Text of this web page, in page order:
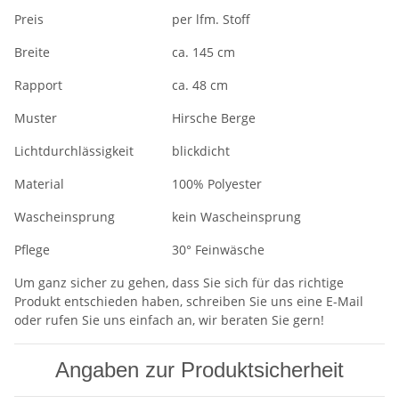
Preis
per lfm. Stoff
Breite
ca. 145 cm
Rapport
ca. 48 cm
Muster
Hirsche Berge
Lichtdurchlässigkeit
blickdicht
Material
100% Polyester
Wascheinsprung
kein Wascheinsprung
Pflege
30° Feinwäsche
Um ganz sicher zu gehen, dass Sie sich für das richtige
Produkt entschieden haben, schreiben Sie uns eine E-Mail
oder rufen Sie uns einfach an, wir beraten Sie gern!
Angaben zur Produktsicherheit